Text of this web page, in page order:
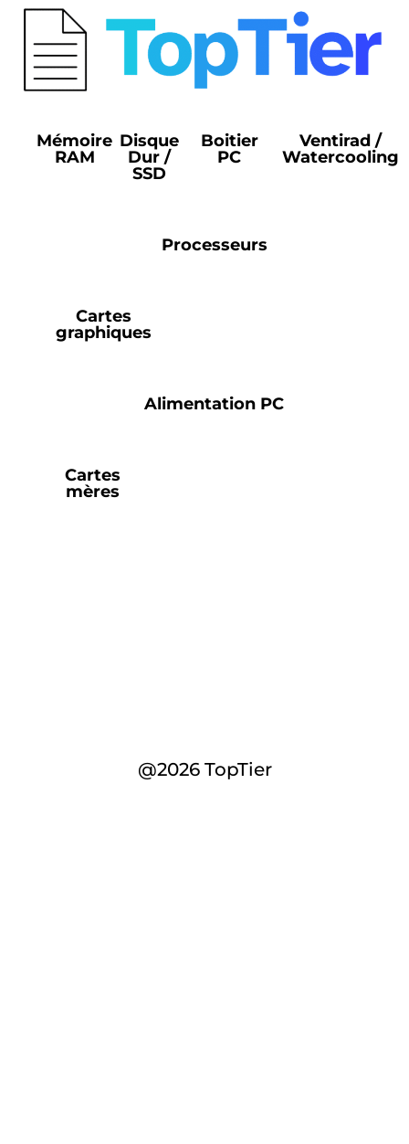
Mémoire
RAM
Disque
Dur /
SSD
Boitier
PC
Ventirad /
Watercooling
Processeurs
Cartes
graphiques
Alimentation PC
Cartes
mères
@2026 TopTier